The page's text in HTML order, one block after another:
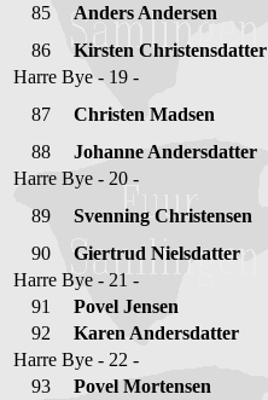
85
Anders Andersen
86
Kirsten Christensdatter
Harre Bye - 19 -
87
Christen Madsen
88
Johanne Andersdatter
Harre Bye - 20 -
89
Svenning Christensen
90
Giertrud Nielsdatter
Harre Bye - 21 -
91
Povel Jensen
92
Karen Andersdatter
Harre Bye - 22 -
93
Povel Mortensen